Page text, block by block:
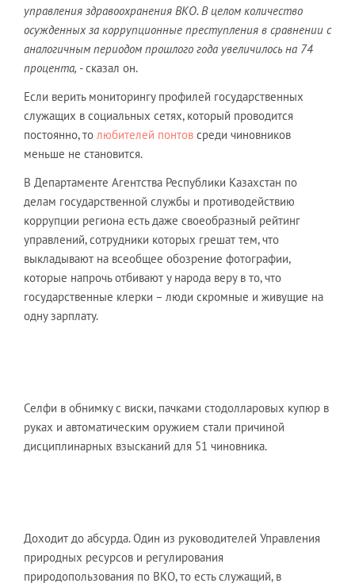
управления здравоохранения ВКО. В целом количество
осужденных за коррупционные преступления в сравнении с
аналогичным периодом прошлого года увеличилось на 74
процента, - сказал он.
Если верить мониторингу профилей государственных
служащих в социальных сетях, который проводится
постоянно, то любителей понтов среди чиновников
меньше не становится.
В Департаменте Агентства Республики Казахстан по
делам государственной службы и противодействию
коррупции региона есть даже своеобразный рейтинг
управлений, сотрудники которых грешат тем, что
выкладывают на всеобщее обозрение фотографии,
которые напрочь отбивают у народа веру в то, что
государственные клерки – люди скромные и живущие на
одну зарплату.
Селфи в обнимку с виски, пачками стодолларовых купюр в
руках и автоматическим оружием стали причиной
дисциплинарных взысканий для 51 чиновника.
Доходит до абсурда. Один из руководителей Управления
природных ресурсов и регулирования
природопользования по ВКО, то есть служащий, в